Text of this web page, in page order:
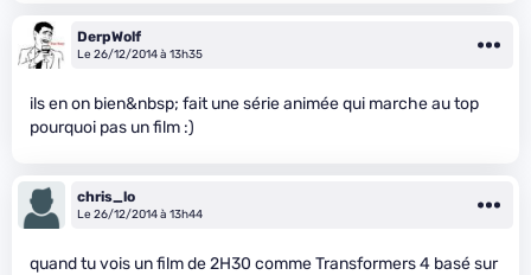
DerpWolf
Le 26/12/2014 à 13h35
ils en on bien&nbsp; fait une série animée qui marche au top
pourquoi pas un film :)
chris_lo
Le 26/12/2014 à 13h44
quand tu vois un film de 2H30 comme Transformers 4 basé sur